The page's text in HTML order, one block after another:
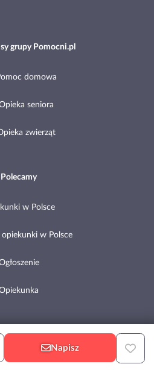
Napisz
grupy Pomocni.pl
domowa
seniora
zwierząt
Polecamy
w Polsce
opiekunki w Polsce
2026 Pomocni.pl